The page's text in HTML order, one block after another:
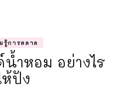
รู้การตลาด
ำหอม อย่างไร
ห้ปัง